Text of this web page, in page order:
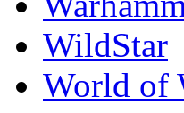
WildStar
World of